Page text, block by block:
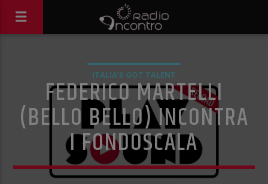
ITALIA’S GOT TALENT
FEDERICO MARTELLI
(BELLO BELLO) INCONTRA
I FONDOSCALA